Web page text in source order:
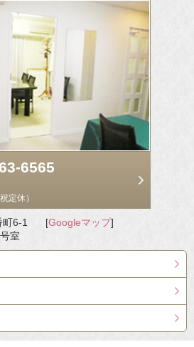
6565
定休）
6-1
室
[Googleマップ]